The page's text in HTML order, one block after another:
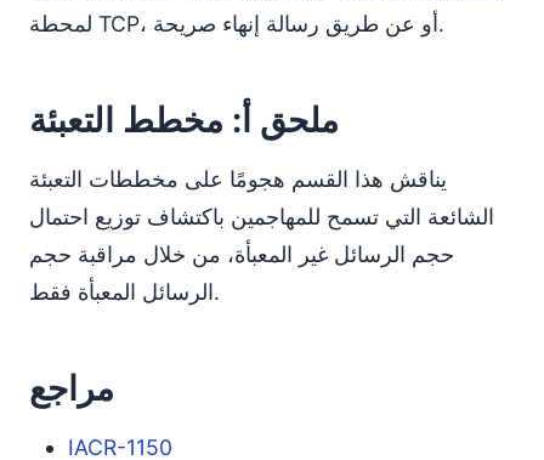
لمحطة TCP، أو عن طريق رسالة إنهاء صريحة.
ملحق أ: مخطط التعبئة
يناقش هذا القسم هجومًا على مخططات التعبئة
الشائعة التي تسمح للمهاجمين باكتشاف توزيع احتمال
حجم الرسائل غير المعبأة، من خلال مراقبة حجم
الرسائل المعبأة فقط.
مراجع
IACR-1150